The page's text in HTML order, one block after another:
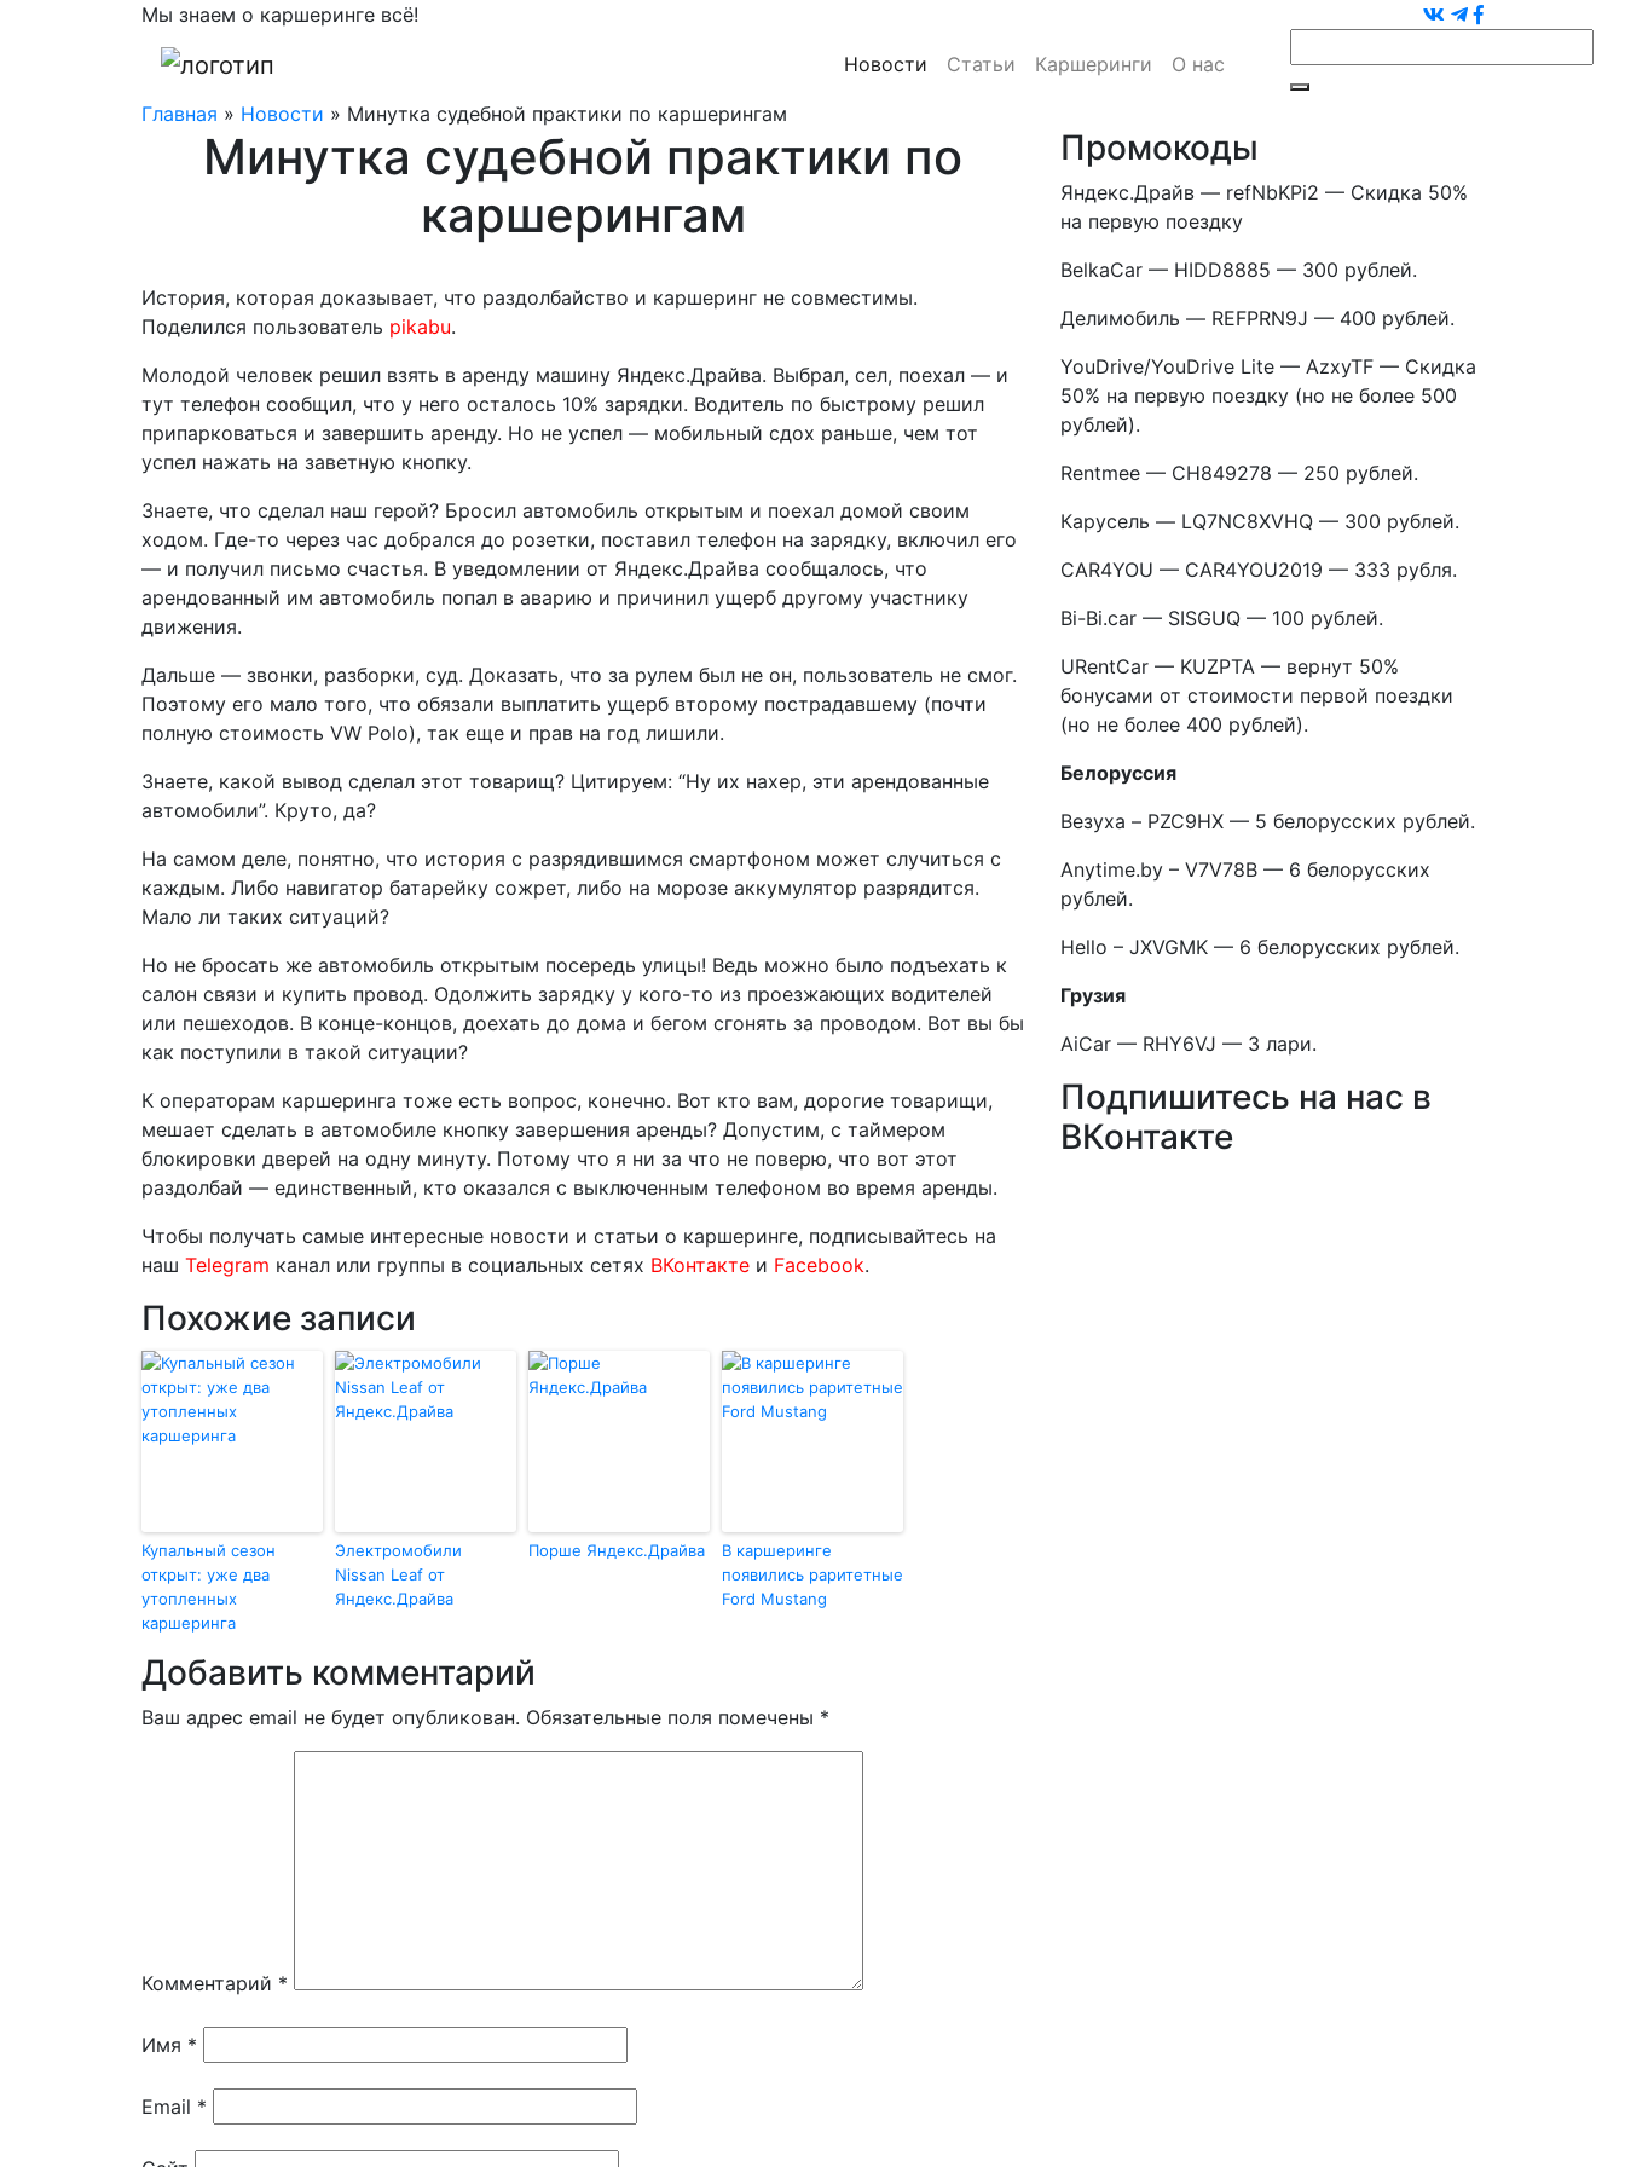
Мы знаем о каршеринге всё!
Новости Статьи Каршеринги О нас
Главная » Новости » Минутка судебной практики по каршерингам
Минутка судебной практики по
каршерингам
История, которая доказывает, что раздолбайство и каршеринг не совместимы.
Поделился пользователь pikabu.
Молодой человек решил взять в аренду машину Яндекс.Драйва. Выбрал, сел, поехал — и
тут телефон сообщил, что у него осталось 10% зарядки. Водитель по быстрому решил
припарковаться и завершить аренду. Но не успел — мобильный сдох раньше, чем тот
успел нажать на заветную кнопку.
Знаете, что сделал наш герой? Бросил автомобиль открытым и поехал домой своим
ходом. Где-то через час добрался до розетки, поставил телефон на зарядку, включил его
— и получил письмо счастья. В уведомлении от Яндекс.Драйва сообщалось, что
арендованный им автомобиль попал в аварию и причинил ущерб другому участнику
движения.
Дальше — звонки, разборки, суд. Доказать, что за рулем был не он, пользователь не смог.
Поэтому его мало того, что обязали выплатить ущерб второму пострадавшему (почти
полную стоимость VW Polo), так еще и прав на год лишили.
Знаете, какой вывод сделал этот товарищ? Цитируем: “Ну их нахер, эти арендованные
автомобили”. Круто, да?
На самом деле, понятно, что история с разрядившимся смартфоном может случиться с
каждым. Либо навигатор батарейку сожрет, либо на морозе аккумулятор разрядится.
Мало ли таких ситуаций?
Но не бросать же автомобиль открытым посередь улицы! Ведь можно было подъехать к
салон связи и купить провод. Одолжить зарядку у кого-то из проезжающих водителей
или пешеходов. В конце-концов, доехать до дома и бегом сгонять за проводом. Вот вы бы
как поступили в такой ситуации?
К операторам каршеринга тоже есть вопрос, конечно. Вот кто вам, дорогие товарищи,
мешает сделать в автомобиле кнопку завершения аренды? Допустим, с таймером
блокировки дверей на одну минуту. Потому что я ни за что не поверю, что вот этот
раздолбай — единственный, кто оказался с выключенным телефоном во время аренды.
Чтобы получать самые интересные новости и статьи о каршеринге, подписывайтесь на
наш Telegram канал или группы в социальных сетях ВКонтакте и Facebook.
Похожие записи
Купальный сезон
открыт: уже два
утопленных
каршеринга
Электромобили
Nissan Leaf от
Яндекс.Драйва
Порше Яндекс.Драйва
В каршеринге
появились раритетные
Ford Mustang
Добавить комментарий
Ваш адрес email не будет опубликован. Обязательные поля помечены *
Комментарий *
Имя *
Email *
Промокоды
Яндекс.Драйв — refNbKPi2 — Скидка 50%
на первую поездку
BelkaCar — HIDD8885 — 300 рублей.
Делимобиль — REFPRN9J — 400 рублей.
YouDrive/YouDrive Lite — AzxyTF — Скидка
50% на первую поездку (но не более 500
рублей).
Rentmee — CH849278 — 250 рублей.
Карусель — LQ7NC8XVHQ — 300 рублей.
CAR4YOU — CAR4YOU2019 — 333 рубля.
Bi-Bi.car — SISGUQ — 100 рублей.
URentCar — KUZPTA — вернут 50%
бонусами от стоимости первой поездки
(но не более 400 рублей).
Белоруссия
Везуха – PZC9HX — 5 белорусских рублей.
Anytime.by – V7V78B — 6 белорусских
рублей.
Hello – JXVGMK — 6 белорусских рублей.
Грузия
AiCar — RHY6VJ — 3 лари.
Подпишитесь на нас в
ВКонтакте